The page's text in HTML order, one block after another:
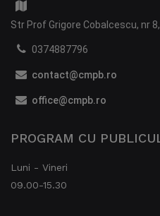
Str Prof Grigore Cobalcescu, nr
0374887796
contact@cmpb.ro
office@cmpb.ro
PROGRAM CU
Luni - Vineri
09.00-15.30